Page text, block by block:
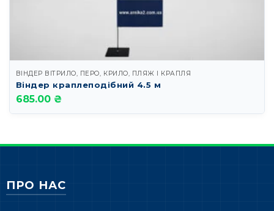
ВІНДЕР ВІТРИЛО, ПЕРО, КРИЛО, ПЛЯЖ І КРАПЛЯ
Віндер краплеподібний 4.5 м
685.00 ₴
ПРО НАС